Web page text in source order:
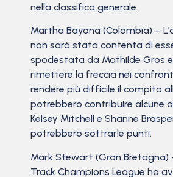
nella classifica generale.
Martha Bayona (Colombia) –
non sarà stata contenta di
spodestata da Mathilde Gros
rimettere la freccia nei
rendere più difficile il compito
potrebbero contribuire alcune
Kelsey Mitchell e Shanne
potrebbero sottrarle punti.
Mark Stewart (Gran Bretagna)
Track Champions League ha